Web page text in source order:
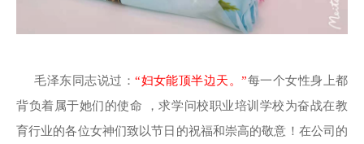
毛泽东同志说过：“妇女能顶半边天。”每一个女性身上都
背负着属于她们的使命 ，求学问校职业培训学校为奋战在教
育行业的各位女神们致以节日的祝福和崇高的敬意！在公司的